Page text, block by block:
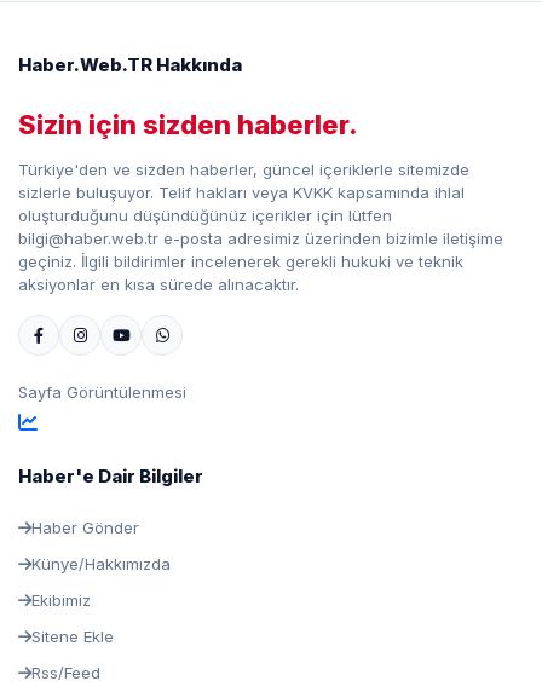
Haber.Web.TR Hakkında
Sizin için sizden haberler.
Türkiye'den ve sizden haberler, güncel içeriklerle sitemizde
sizlerle buluşuyor. Telif hakları veya KVKK kapsamında ihlal
oluşturduğunu düşündüğünüz içerikler için lütfen
bilgi@haber.web.tr e-posta adresimiz üzerinden bizimle iletişime
geçiniz. İlgili bildirimler incelenerek gerekli hukuki ve teknik
aksiyonlar en kısa sürede alınacaktır.
Sayfa Görüntülenmesi
Haber'e Dair Bilgiler
Haber Gönder
Künye/Hakkımızda
Ekibimiz
Sitene Ekle
Rss/Feed